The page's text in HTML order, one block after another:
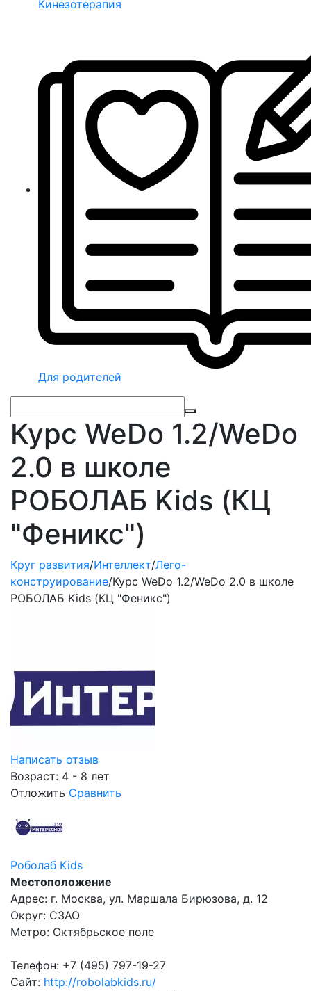
Кинезотерапия
Для родителей
Курс WeDo 1.2/WeDo
2.0 в школе
РОБОЛАБ Kids (КЦ
"Феникс")
Круг развития/Интеллект/Лего-
конструирование/Курс WeDo 1.2/WeDo 2.0 в школе
РОБОЛАБ Kids (КЦ "Феникс")
Написать отзыв
Возраст: 4 - 8 лет
Отложить Сравнить
Роболаб Kids
Местоположение
Адрес: г. Москва, ул. Маршала Бирюзова, д. 12
Округ: СЗАО
Метро: Октябрьское поле
Телефон: +7 (495) 797-19-27
Сайт: http://robolabkids.ru/